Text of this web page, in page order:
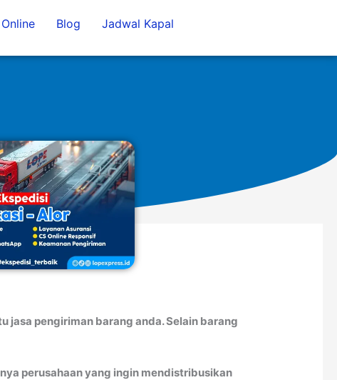
Blog Jadwal Kapal
jasa pengiriman barang anda. Selain barang
perusahaan yang ingin mendistribusikan